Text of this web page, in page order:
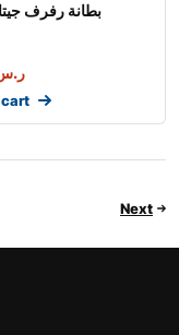
بطانة رفرف
Next